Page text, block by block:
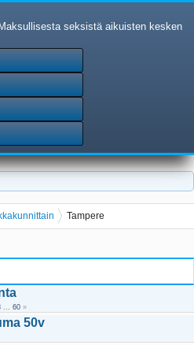
Maksullisesta seksistä aikuisten kesken
Tampere
... 60 »
50v